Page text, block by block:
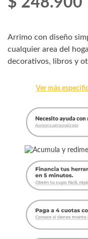
Arrimo con diseño
cualquier area del
decorativos, libros y
Ver más